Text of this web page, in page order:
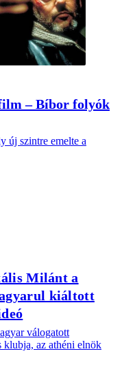
– Bíbor folyók
új szintre emelte a
Milánt a
kiáltott
válogatott
klubja, az athéni elnök